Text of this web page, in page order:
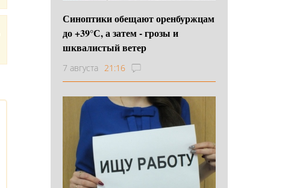
Синоптики обещают оренбуржцам
до +39°С, а затем - грозы и
шквалистый ветер
7 августа 21:16